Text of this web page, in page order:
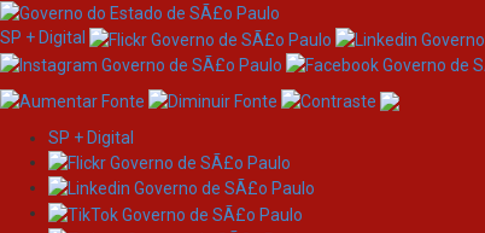
SP + Digital
SP + Digital